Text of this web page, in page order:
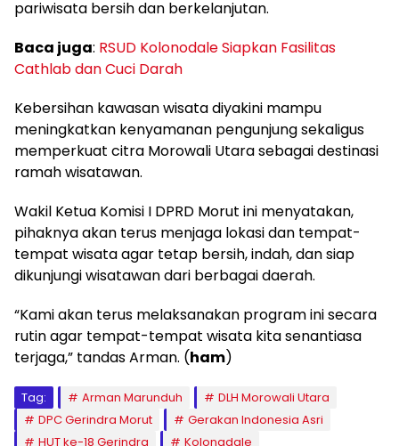
pariwisata bersih dan berkelanjutan.
Baca juga: RSUD Kolonodale Siapkan Fasilitas
Cathlab dan Cuci Darah
Kebersihan kawasan wisata diyakini mampu
meningkatkan kenyamanan pengunjung sekaligus
memperkuat citra Morowali Utara sebagai destinasi
ramah wisatawan.
Wakil Ketua Komisi I DPRD Morut ini menyatakan,
pihaknya akan terus menjaga lokasi dan tempat-
tempat wisata agar tetap bersih, indah, dan siap
dikunjungi wisatawan dari berbagai daerah.
“Kami akan terus melaksanakan program ini secara
rutin agar tempat-tempat wisata kita senantiasa
terjaga,” tandas Arman. (ham)
Tag: Arman Marunduh
DLH Morowali Utara
DPC Gerindra Morut
Gerakan Indonesia Asri
HUT ke-18 Gerindra
Kolonadale